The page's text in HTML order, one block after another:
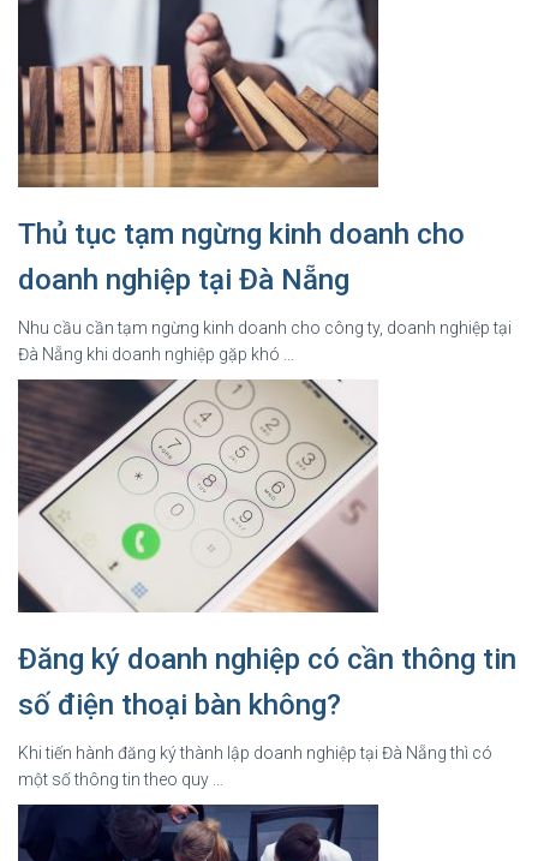
Thủ tục tạm ngừng kinh doanh cho
doanh nghiệp tại Đà Nẵng
Nhu cầu cần tạm ngừng kinh doanh cho công ty, doanh nghiệp tại
Đà Nẵng khi doanh nghiệp gặp khó …
Đăng ký doanh nghiệp có cần thông tin
số điện thoại bàn không?
Khi tiến hành đăng ký thành lập doanh nghiệp tại Đà Nẵng thì có
một số thông tin theo quy …